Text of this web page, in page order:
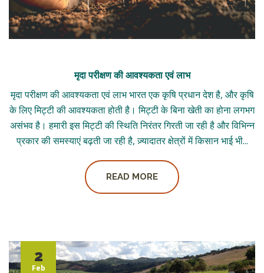
मृदा परीक्षण की आवश्यकता एवं लाभ
मृदा परीक्षण की आवश्यकता एवं लाभ भारत एक कृषि प्रधान देश है, और कृषि
के लिए मिट्टी की आवश्यकता होती है। मिट्टी के बिना खेती का होना लगभग
असंभव है। हमारी इस मिट्टी की स्थिति निरंतर गिरती जा रही है और विभिन्न
प्रकार की समस्याएं बढ़ती जा रही है, ज़्यादातर क्षेत्रों में किसान भाई भी...
READ MORE
2
Feb